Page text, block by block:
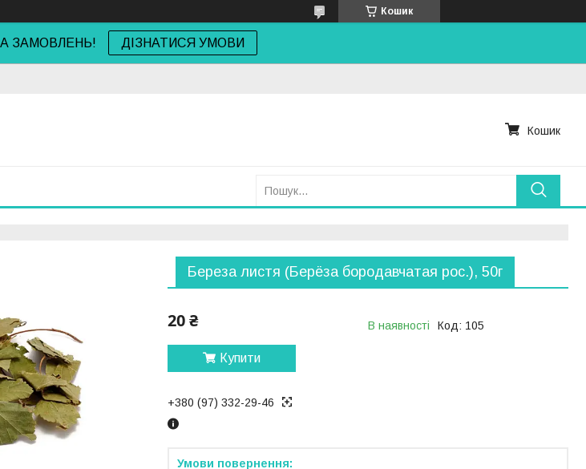
Кошик
ЗАМОВЛЕНЬ! ДІЗНАТИСЯ УМОВИ
Кошик
Береза листя (Берёза бородавчатая рос.), 50г
20 ₴ В наявності Код: 105
Купити
+380 (97) 332-29-46